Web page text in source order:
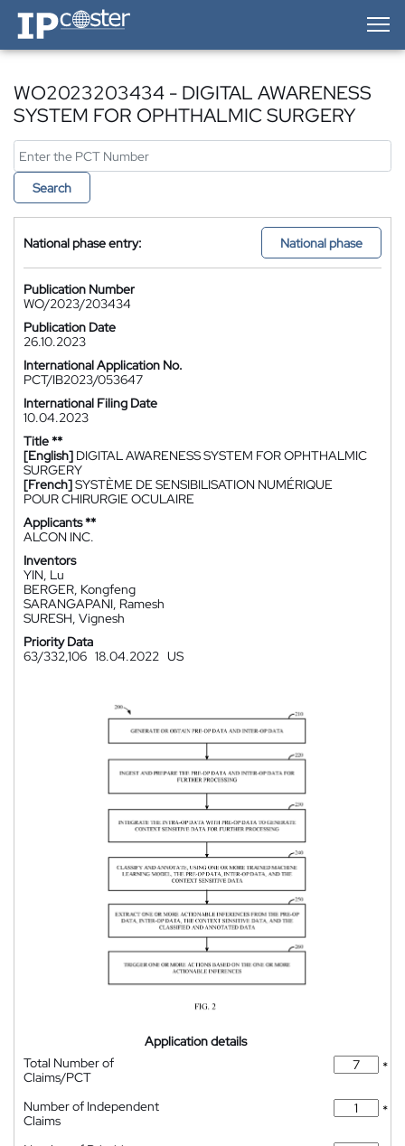
IP-Coster — Home
WO2023203434 - DIGITAL AWARENESS
SYSTEM FOR OPHTHALMIC SURGERY
Search
National phase entry: National phase
Publication Number
WO/2023/203434
Publication Date
26.10.2023
International Application No.
PCT/IB2023/053647
International Filing Date
10.04.2023
Title **
[English] DIGITAL AWARENESS SYSTEM FOR OPHTHALMIC
SURGERY
[French]SYSTÈME DE SENSIBILISATION NUMÉRIQUE
POUR CHIRURGIE OCULAIRE
Applicants **
ALCON INC.
Inventors
YIN, Lu
BERGER, Kongfeng
SARANGAPANI, Ramesh
SURESH, Vignesh
Priority Data
63/332,106 18.04.2022 US
Application details
Total Number of
Claims/PCT
*
Number of Independent
Claims
*